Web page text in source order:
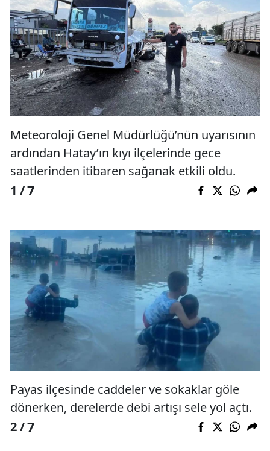
Meteoroloji Genel Müdürlüğü’nün uyarısının
ardından Hatay’ın kıyı ilçelerinde gece
saatlerinden itibaren sağanak etkili oldu.
1 /7
Payas ilçesinde caddeler ve sokaklar göle
dönerken, derelerde debi artışı sele yol açtı.
2 /7